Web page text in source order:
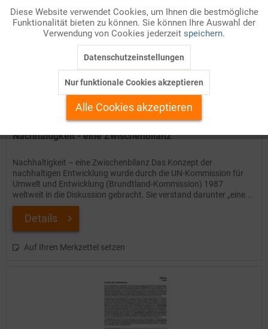
Nachhaltigkeit - eine Zwischenbilanz
Nachhaltigkeit – eine Zwischenbilanz Das Konzept der
nachhaltigen Entwicklung wurde durch die UN-Kommission für
Umwelt und Entwicklung (Brundtland-Kommission) 1987
weltweit in die Diskussion gebracht. Sie verstand darunter „eine...
Details
Auf Ihren Merkzettel setzen
Marketing Inaktiv
Personalisierung Inaktiv
Service
Diese Website verwendet Cookies, um Ihnen die bestmögliche
Funktionalität bieten zu können. Sie können Ihre Auswahl der
Verwendung von Cookies jederzeit speichern.
Datenschutzeinstellungen
Nur funktionale Cookies akzeptieren
Alle Cookies akzeptieren